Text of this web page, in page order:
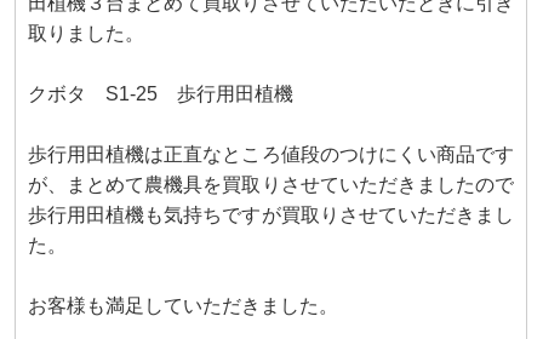
取りました。
クボタ S1-25 歩行用田植機
歩行用田植機は正直なところ値段のつけにくい商品です
が、まとめて農機具を買取りさせていただきましたので
歩行用田植機も気持ちですが買取りさせていただきまし
た。
お客様も満足していただきました。